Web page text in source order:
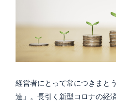
経営者にとって常につきまと
達」。長引く新型コロナの経